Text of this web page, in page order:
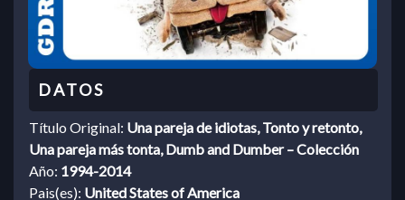
Título Original: Una pareja de idiotas, Tonto y retonto,
Una pareja más tonta, Dumb and Dumber – Colección
Año: 1994-2014
Pais(es): United States of America